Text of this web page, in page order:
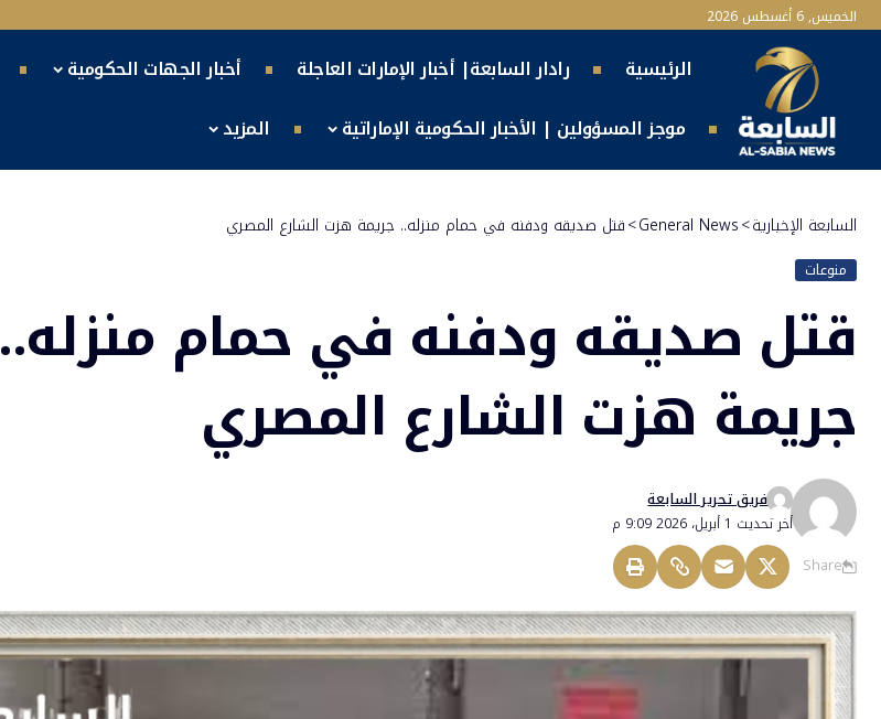
الخميس, 6 أغسطس 2026
الرئيسية رادار السابعة| أخبار الإمارات العاجلة أخبار الجهات الحكومية
موجز المسؤولين | الأخبار الحكومية الإماراتية
المزيد
السابعة الإخبارية>
General News
>قتل صديقه ودفنه في حمام منزله.. جريمة هزت الشارع المصري
منوعات
قتل صديقه ودفنه في حمام منزله..
جريمة هزت الشارع المصري
أخر تحديث 1 أبريل، 2026 9:09 م
فريق تحرير السابعة
Share